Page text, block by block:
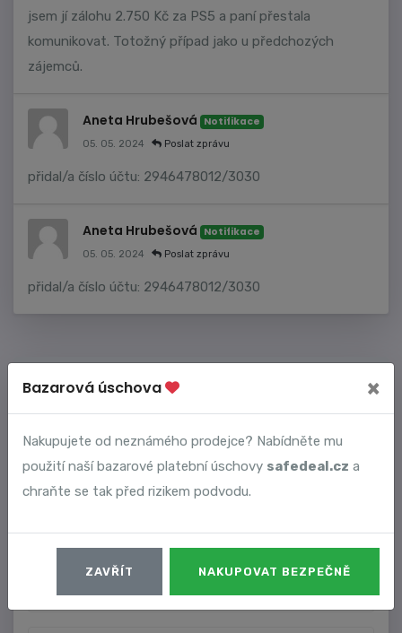
jsem jí zálohu 2.750 Kč za PS5 a paní přestala
komunikovat. Totožný případ jako u předchozých
zájemců.
Aneta Hrubešová Notifikace
05. 05. 2024 Poslat zprávu
přidal/a číslo účtu: 2946478012/3030
Aneta Hrubešová Notifikace
05. 05. 2024 Poslat zprávu
přidal/a číslo účtu: 2946478012/3030
PŘIDAT KOMENTÁŘ
Bazarová úschova ×
Nakupujete od neznámého prodejce? Nabídněte mu
použití naší bazarové platební úschovy safedeal.cz a
chraňte se tak před rizikem podvodu.
ZAVŘÍT NAKUPOVAT BEZPEČNĚ